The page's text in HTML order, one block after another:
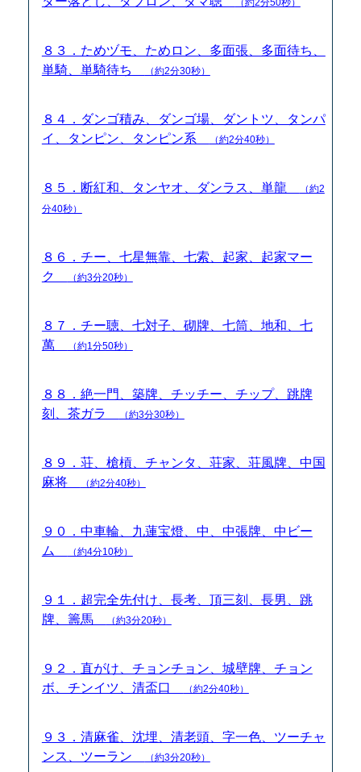
８３．ためヅモ、ためロン、多面張、多面待ち、
単騎、単騎待ち
（約2分30秒）
８４．ダンゴ積み、ダンゴ場、ダントツ、タンパ
イ、タンピン、タンピン系
（約2分40秒）
８５．断紅和、タンヤオ、ダンラス、単龍
（約2
分40秒）
８６．チー、七星無靠、七索、起家、起家マー
ク
（約3分20秒）
８７．チー聴、七対子、砌牌、七筒、地和、七
萬
（約1分50秒）
８８．絶一門、築牌、チッチー、チップ、跳牌
刻、茶ガラ
（約3分30秒）
８９．荘、槍槓、チャンタ、荘家、荘風牌、中国
麻将
（約2分40秒）
９０．中車輪、九蓮宝燈、中、中張牌、中ビー
ム
（約4分10秒）
９１．超完全先付け、長考、頂三刻、長男、跳
牌、籌馬
（約3分20秒）
９２．直がけ、チョンチョン、城壁牌、チョン
ボ、チンイツ、清盃口
（約2分40秒）
９３．清麻雀、沈埋、清老頭、字一色、ツーチャ
ンス、ツーラン
（約3分20秒）